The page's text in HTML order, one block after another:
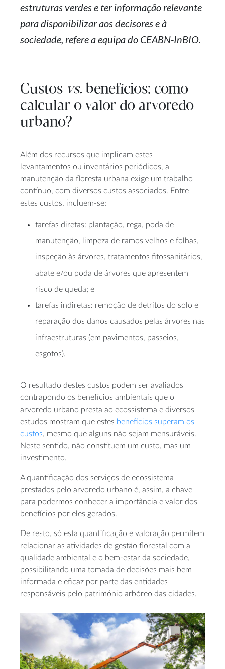
estruturas verdes e ter informação relevante
para disponibilizar aos decisores e à
sociedade, refere a equipa do CEABN-InBIO.
Custos vs. benefícios: como
calcular o valor do arvoredo
urbano?
Além dos recursos que implicam estes
levantamentos ou inventários periódicos, a
manutenção da floresta urbana exige um trabalho
contínuo, com diversos custos associados. Entre
estes custos, incluem-se:
tarefas diretas: plantação, rega, poda de
manutenção, limpeza de ramos velhos e folhas,
inspeção às árvores, tratamentos fitossanitários,
abate e/ou poda de árvores que apresentem
risco de queda; e
tarefas indiretas: remoção de detritos do solo e
reparação dos danos causados pelas árvores nas
infraestruturas (em pavimentos, passeios,
esgotos).
O resultado destes custos podem ser avaliados
contrapondo os benefícios ambientais que o
arvoredo urbano presta ao ecossistema e diversos
estudos mostram que estes benefícios superam os
custos, mesmo que alguns não sejam mensuráveis.
Neste sentido, não constituem um custo, mas um
investimento.
A quantificação dos serviços de ecossistema
prestados pelo arvoredo urbano é, assim, a chave
para podermos conhecer a importância e valor dos
benefícios por eles gerados.
De resto, só esta quantificação e valoração permitem
relacionar as atividades de gestão florestal com a
qualidade ambiental e o bem-estar da sociedade,
possibilitando uma tomada de decisões mais bem
informada e eficaz por parte das entidades
responsáveis pelo património arbóreo das cidades.